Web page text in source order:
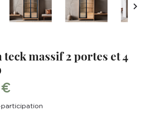

massif 2 portes et 4